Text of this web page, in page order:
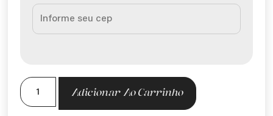
Adicionar Ao Carrinho